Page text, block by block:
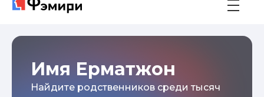
Имя Ерматжон
Найдите родственников среди тысяч